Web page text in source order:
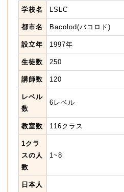
学校名 LSLC
都市名 Bacolod(バコロド)
設立年 1997年
生徒数 250
講師数 120
レベル
数
6レベル
教室数 116クラス
1クラ
スの人
数
1~8
日本人